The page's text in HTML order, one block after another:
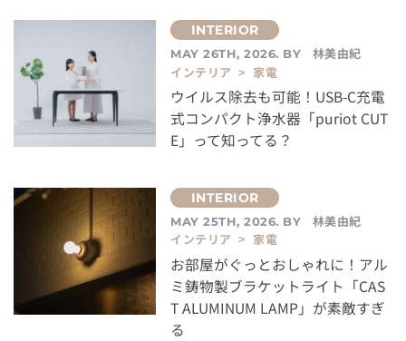
MAY 26TH, 2026. BY
林美由紀
インテリア > 家電
ウイルス除去も可能！USB-C充電
式コンパクト浄水器「puriot CUT
E」って知ってる？
MAY 25TH, 2026. BY
林美由紀
インテリア > 家電
お部屋がぐっとおしゃれに！アル
ミ鋳物製ブラケットライト「CAS
T ALUMINUM LAMP」が素敵すぎ
る